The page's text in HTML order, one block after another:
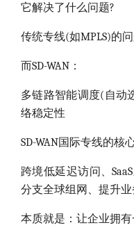
它解决了什么问题?
传统专线(如MPLS)的
而SD-WAN：
多链路智能调度(自动
络稳定性
SD-WAN国际专线的核
跨境低延迟访问、
分支全球组网、提升
本质就是：让企业拥